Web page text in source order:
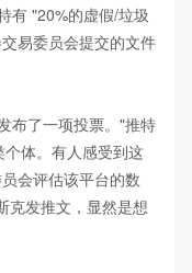
有 "20%的虚假/垃圾
易委员会提交的文件
布了一项投票。"推特
体。有人感受到这
会评估该平台的数
克发推文，显然是想